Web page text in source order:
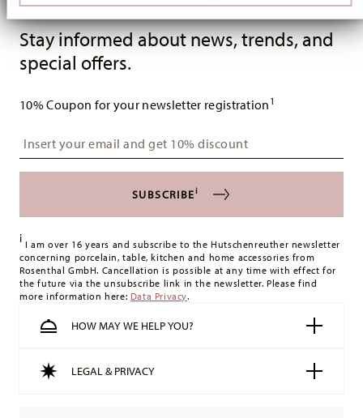
weiteren Daten zusammen, die Sie ihnen bereitgestellt
haben oder die sie im Rahmen Ihrer Nutzung der Dienste
gesammelt haben.
Footer
Stay informed about news, trends, and
special offers.
10% Coupon for your newsletter registration 1
SUBSCRIBEi
i I am over 16 years and subscribe to the Hutschenreuther newsletter
concerning porcelain, table, kitchen and home accessories from
Rosenthal GmbH. Cancellation is possible at any time with effect for
the future via the unsubscribe link in the newsletter. Please find
more information here: Data Privacy.
HOW MAY WE HELP YOU?
LEGAL & PRIVACY